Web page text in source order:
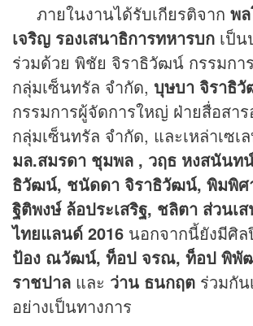
ภายในงานได้รับเกียรติจาก พ
เจริญ รองเสนาธิการทหารบก เป็
ร่วมด้วย พิชัย จิราธิวัฒน์ กรรมกา
กลุ่มเซ็นทรัล จำกัด, บุษบา จิราธิ
กรรมการผู้จัดการใหญ่ ฝ่ายสื่อสา
กลุ่มเซ็นทรัล จำกัด, และเหล่าเซเ
มล.สมรดา ชุมพล , วฤธ หงสนันท
ธิวัฒน์, ชนัดดา จิราธิวัฒน์, พิมพิศ
ฐิติพงษ์ ล้อประเสริฐ, ชลิตา ส่วนเ
ไทยแลนด์ 2016 นอกจากนี้ยังมีศิ
ป้อง ณวัฒน์, ท็อป จรณ, ท็อป พิพั
ราชปาล และ ว่าน ธนกฤต ร่วมกั
อย่างเป็นทางการ